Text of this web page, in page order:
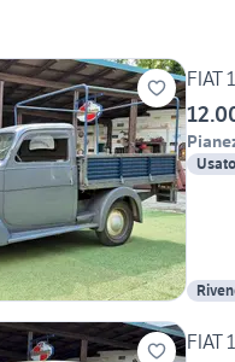
FIAT
Usato
FIAT